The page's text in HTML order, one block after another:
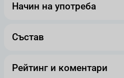
Начин на употреба
Състав
Рейтинг и коментари